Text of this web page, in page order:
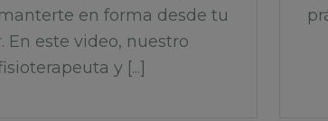
en forma desde tu
En este video, nuestro
y [...]